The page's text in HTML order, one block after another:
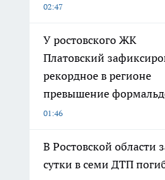
02:47
У ростовского ЖК
Платовский
рекордное в регионе
превышение
01:46
В Ростовской области
сутки в семи ДТП